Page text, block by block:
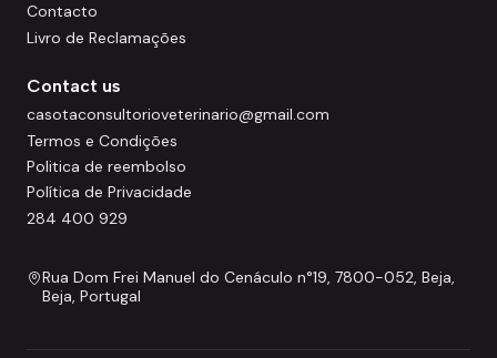
Contacto
Livro de Reclamações
Contact us
casotaconsultorioveterinario@gmail.com
Termos e Condições
Politica de reembolso
Política de Privacidade
284 400 929
Rua Dom Frei Manuel do Cenáculo n°19, 7800-052, Beja,
Beja, Portugal